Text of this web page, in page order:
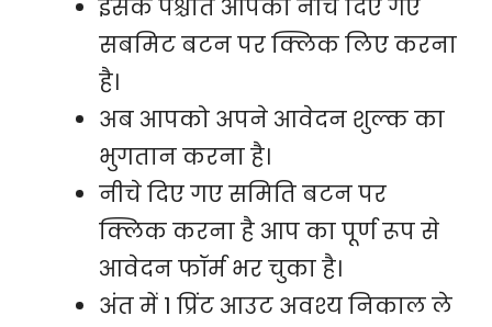
इसके पश्चात आपको नीचे दिए गए
सबमिट बटन पर क्लिक लिए करना
है।
अब आपको अपने आवेदन शुल्क का
भुगतान करना है।
नीचे दिए गए समिति बटन पर
क्लिक करना है आप का पूर्ण रूप से
आवेदन फॉर्म भर चुका है।
अंत में 1 प्रिंट आउट अवश्य निकाल ले